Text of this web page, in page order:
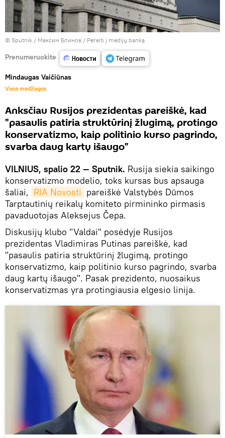
© Sputnik / Максим Блинов / Pereiti į medijų banką
Prenumeruokite
Mindaugas Vaičiūnas
Visos medžiagos
Anksčiau Rusijos prezidentas pareiškė, kad
"pasaulis patiria struktūrinį žlugimą, protingo
konservatizmo, kaip politinio kurso pagrindo,
svarba daug kartų išaugo"
VILNIUS, spalio 22 — Sputnik. Rusija siekia saikingo
konservatizmo modelio, toks kursas bus apsauga
šaliai, RIA Novosti pareiškė Valstybės Dūmos
Tarptautinių reikalų komiteto pirmininko pirmasis
pavaduotojas Aleksejus Čepa.
Diskusijų klubo "Valdai" posėdyje Rusijos
prezidentas Vladimiras Putinas pareiškė, kad
"pasaulis patiria struktūrinį žlugimą, protingo
konservatizmo, kaip politinio kurso pagrindo, svarba
daug kartų išaugo". Pasak prezidento, nuosaikus
konservatizmas yra protingiausia elgesio linija.